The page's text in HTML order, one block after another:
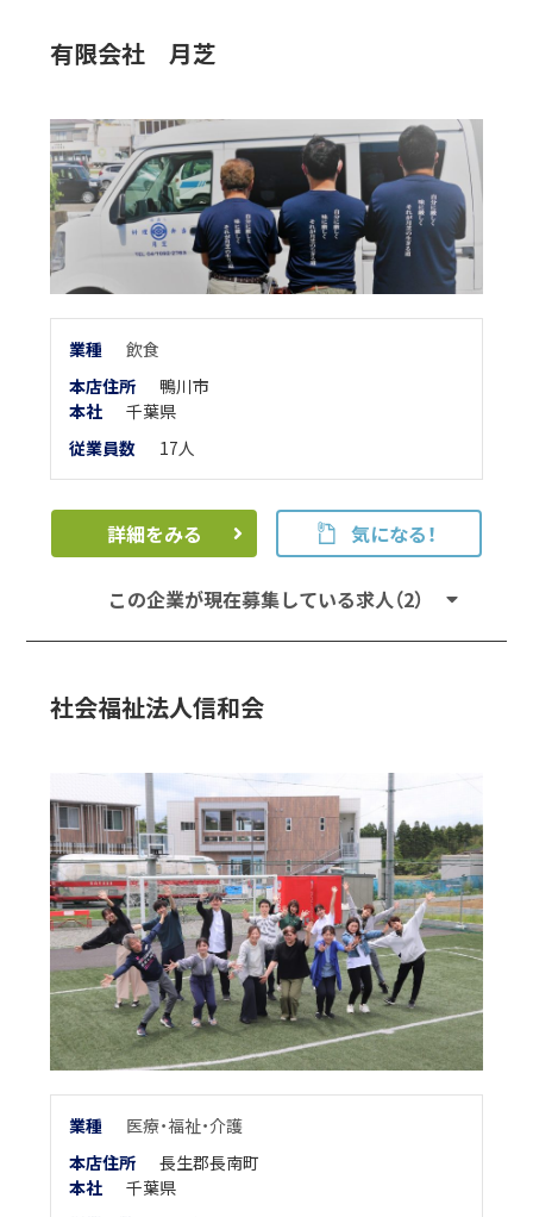
有限会社 月芝
業種
飲食
本店住所
鴨川市
本社
千葉県
従業員数
17人
詳細をみる 気になる！
この企業が現在募集している求人（2）
社会福祉法人信和会
業種
医療・福祉・介護
本店住所
長生郡長南町
本社
千葉県